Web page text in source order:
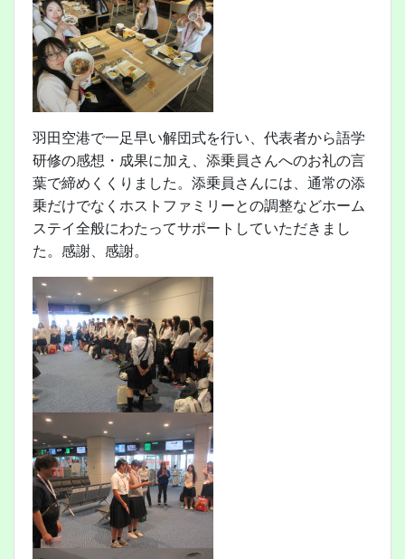
羽田空港で一足早い解団式を行い、代表者から語学
研修の感想・成果に加え、添乗員さんへのお礼の言
葉で締めくくりました。添乗員さんには、通常の添
乗だけでなくホストファミリーとの調整などホーム
ステイ全般にわたってサポートしていただきまし
た。感謝、感謝。